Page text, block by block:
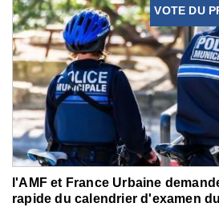
VOTE DU
l'AMF et France Urbaine
rapide du calendrier d'examen